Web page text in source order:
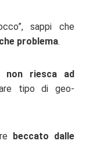
sappi che
problema.
non riesca ad
tipo di geo-
beccato dalle